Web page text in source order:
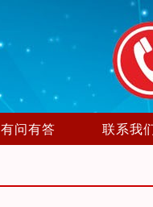
有问有答 联系我